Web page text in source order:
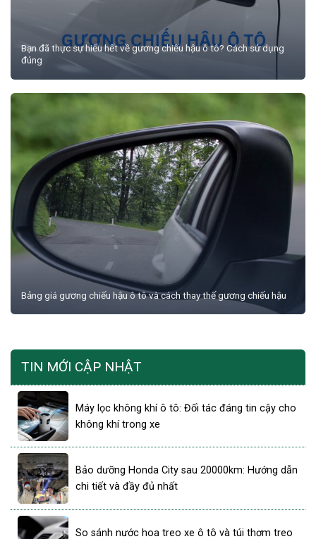
Bạn đã thực sự hiểu hết về gương chiếu hậu ô tô? Cách sử dụng
đúng
Bảng giá gương chiếu hậu ô tô và cách thay thế gương chiếu hậu
TIN MỚI CẬP NHẬT
Máy lọc không khí ô tô: Đối tác đáng tin cậy cho
không khí trong xe
Bảo dưỡng Honda City sau 20000km: Hướng dẫn
chi tiết và đầy đủ nhất
So sánh nước hoa treo xe ô tô và túi thơm treo